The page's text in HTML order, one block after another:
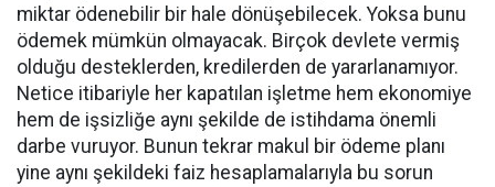
miktar ödenebilir bir hale dönüşebilecek. Yoksa bunu
ödemek mümkün olmayacak. Birçok devlete vermiş
olduğu desteklerden, kredilerden de yararlanamıyor.
Netice itibariyle her kapatılan işletme hem ekonomiye
hem de işsizliğe aynı şekilde de istihdama önemli
darbe vuruyor. Bunun tekrar makul bir ödeme planı
yine aynı şekildeki faiz hesaplamalarıyla bu sorun